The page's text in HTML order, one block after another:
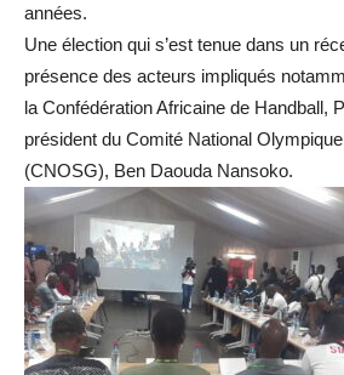
années.
Une élection qui s’est tenue dans un
présence des acteurs impliqués
la Confédération Africaine de Handball,
président du Comité National
(CNOSG), Ben Daouda Nansoko.